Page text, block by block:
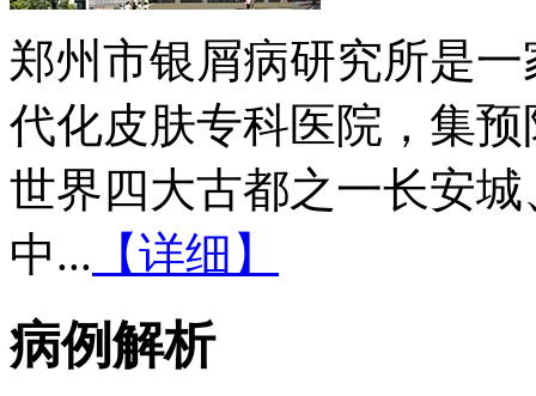
郑州市银屑病研究所是
代化皮肤专科医院，集
世界四大古都之一长安
中... 【详细】
病例解析